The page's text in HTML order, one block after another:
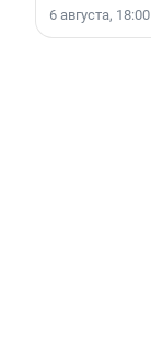
6 августа, 18:00